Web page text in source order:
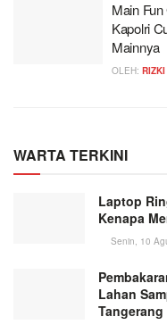
Main
Kapolri
Mainnya
OLEH: RIZKI
WARTA TERKINI
Laptop
Kenapa
Senin, 10
Lahan
Tangerang